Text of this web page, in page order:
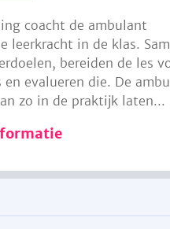
coacht de ambulant
leerkracht in de klas.
bereiden de les
en evalueren die. De
zo in de praktijk laten...